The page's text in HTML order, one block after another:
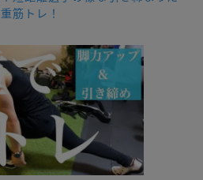
筋トレ！